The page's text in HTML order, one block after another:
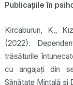
Publicațiile în
Kircaburun, K.,
(2022).
trăsăturile
cu angajați din
Sănătate Mintală și